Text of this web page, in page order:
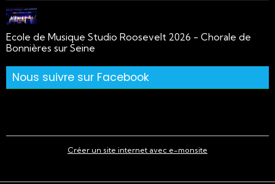
Ecole de Musique Studio Roosevelt 2026 - Chorale de
Bonnières sur Seine
Nous suivre sur Facebook
Créer un site internet avec e-monsite